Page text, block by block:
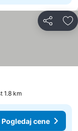
Deli
1.8 km
Pogledaj cene